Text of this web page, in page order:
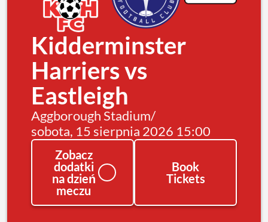
Kidderminster
Harriers vs
Eastleigh
Aggborough Stadium/
sobota, 15 sierpnia 2026 15:00
Zobacz
dodatki
na dzień
meczu
Book
Tickets